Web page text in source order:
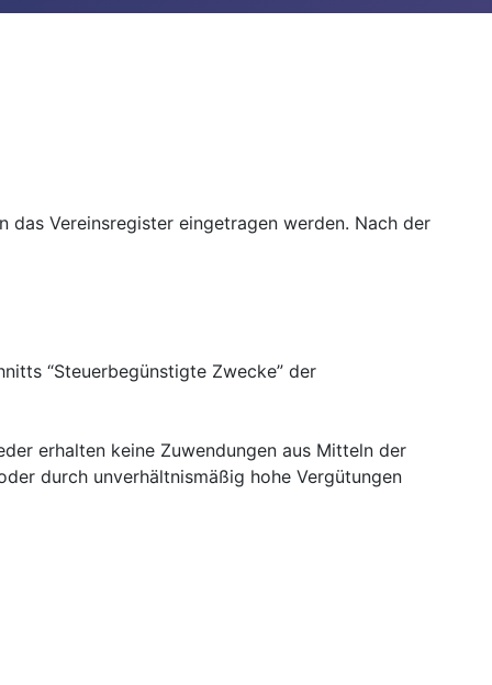
Vereinsregister eingetragen werden. Nach der
“Steuerbegünstigte Zwecke” der
erhalten keine Zuwendungen aus Mitteln der
durch unverhältnismäßig hohe Vergütungen